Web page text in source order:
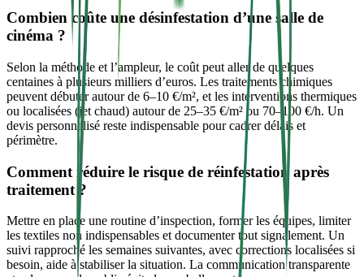
Combien coûte une désinfestation d’une salle de
cinéma ?
Selon la méthode et l’ampleur, le coût peut aller de quelques
centaines à plusieurs milliers d’euros. Les traitements chimiques
peuvent débuter autour de 6–10 €/m², et les interventions thermiques
ou localisées (jet chaud) autour de 25–35 €/m² ou 70–100 €/h. Un
devis personnalisé reste indispensable pour cadrer délais et
périmètre.
Comment réduire le risque de réinfestation après
traitement ?
Mettre en place une routine d’inspection, former les équipes, limiter
les textiles non indispensables et documenter tout signalement. Un
suivi rapproché les semaines suivantes, avec corrections localisées si
besoin, aide à stabiliser la situation. La communication transparente